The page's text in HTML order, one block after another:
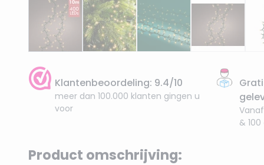
Klantenbeoordeling: 9.4/10
meer dan 100.000 klanten gingen u
voor
Vanaf
&
Product omschrijving: